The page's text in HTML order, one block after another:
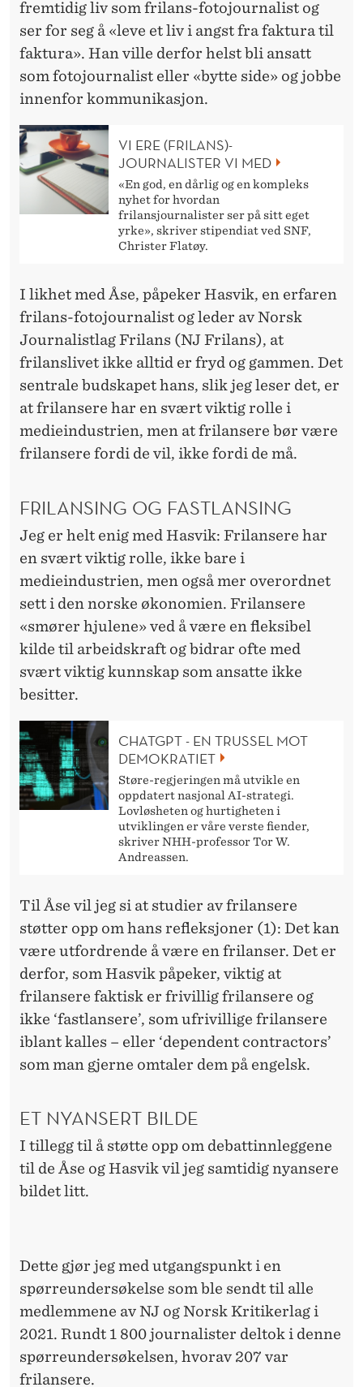
fremtidig liv som frilans-fotojournalist og
ser for seg å «leve et liv i angst fra faktura til
faktura». Han ville derfor helst bli ansatt
som fotojournalist eller «bytte side» og jobbe
innenfor kommunikasjon.
VI ERE (FRILANS)­
JOURNALISTER VI MED
«En god, en dårlig og en kompleks
nyhet for hvordan
frilansjournalister ser på sitt eget
yrke», skriver stipendiat ved SNF,
Christer Flatøy.
I likhet med Åse, påpeker Hasvik, en erfaren
frilans-fotojournalist og leder av Norsk
Journalistlag Frilans (NJ Frilans), at
frilanslivet ikke alltid er fryd og gammen. Det
sentrale budskapet hans, slik jeg leser det, er
at frilansere har en svært viktig rolle i
medieindustrien, men at frilansere bør være
frilansere fordi de vil, ikke fordi de må.
FRILANSING OG FASTLANSING
Jeg er helt enig med Hasvik: Frilansere har
en svært viktig rolle, ikke bare i
medieindustrien, men også mer overordnet
sett i den norske økonomien. Frilansere
«smører hjulene» ved å være en fleksibel
kilde til arbeidskraft og bidrar ofte med
svært viktig kunnskap som ansatte ikke
besitter.
CHATGPT - EN TRUSSEL MOT
DEMOKRATIET
Støre-regjeringen må utvikle en
oppdatert nasjonal AI-strategi.
Lovløsheten og hurtigheten i
utviklingen er våre verste fiender,
skriver NHH-professor Tor W.
Andreassen.
Til Åse vil jeg si at studier av frilansere
støtter opp om hans refleksjoner (1): Det kan
være utfordrende å være en frilanser. Det er
derfor, som Hasvik påpeker, viktig at
frilansere faktisk er frivillig frilansere og
ikke ‘fastlansere’, som ufrivillige frilansere
iblant kalles – eller ‘dependent contractors’
som man gjerne omtaler dem på engelsk.
ET NYANSERT BILDE
I tillegg til å støtte opp om debattinnleggene
til de Åse og Hasvik vil jeg samtidig nyansere
bildet litt.
Dette gjør jeg med utgangspunkt i en
spørreundersøkelse som ble sendt til alle
medlemmene av NJ og Norsk Kritikerlag i
2021. Rundt 1 800 journalister deltok i denne
spørreundersøkelsen, hvorav 207 var
frilansere.